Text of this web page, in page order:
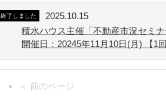
終了しました
2025.10.15
積水ハウス主催「不動産市況セミ
開催日：20245年11月10日(月) 【1
＜ 前のページ